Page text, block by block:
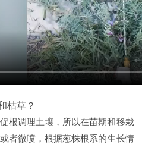
枯草？
根调理土壤，所以在苗期和移栽
者微喷，根据葱株根系的生长情